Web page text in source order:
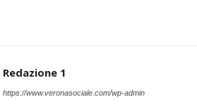
Redazione 1
https://www.veronasociale.com/wp-admin